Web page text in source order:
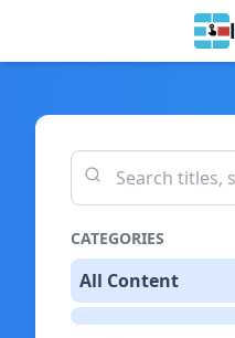
CATEGORIES
All Content